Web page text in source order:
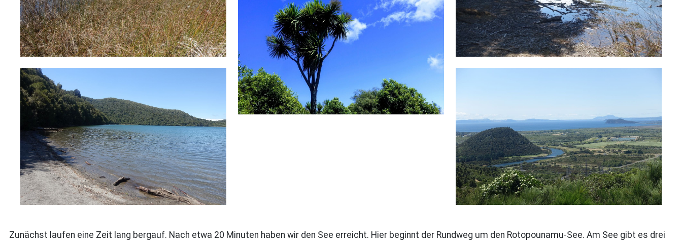
Zunächst laufen eine Zeit lang bergauf. Nach etwa 20 Minuten haben wir den See erreicht. Hier beginnt der Rundweg um den Rotopounamu-See. Am See gibt es drei